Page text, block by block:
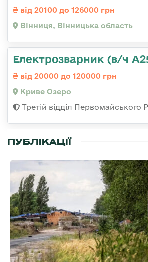
від 20100 до 126000 грн
Вінниця, Вінницька область
Електрозварник (в/ч
від 20000 до 120000 грн
Криве Озеро
Третій відділ Первомайського
ПУБЛІКАЦІЇ